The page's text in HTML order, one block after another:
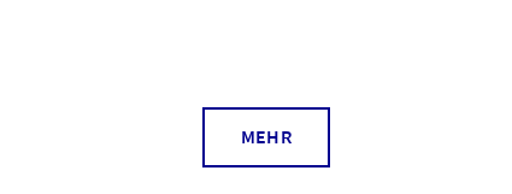
MEHR